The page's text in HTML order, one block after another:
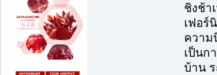
ชิงช้า
เฟอร์
ความ
เป็นก
บ้าน